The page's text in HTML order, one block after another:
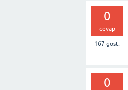
0
cevap
167 göst.
0